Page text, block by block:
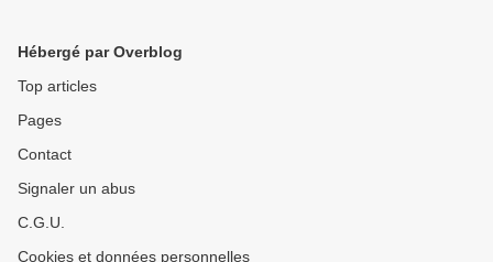
Hébergé par Overblog
Top articles
Pages
Contact
Signaler un abus
C.G.U.
Cookies et données personnelles